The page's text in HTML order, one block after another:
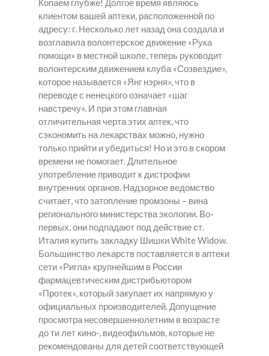
Копаем глубже! Долгое время являюсь
клиентом вашей аптеки, расположенной по
адресу: г. Несколько лет назад она создала и
возглавила волонтерское движение «Рука
помощи» в местной школе, теперь руководит
волонтерским движением клуба «Созвездие»,
которое называется «Янг нэрня», что в
переводе с ненецкого означает «шаг
навстречу». И при этом главная
отличительная черта этих аптек, что
сэкономить на лекарствах можно, нужно
только прийти и убедиться! Но и это в скором
времени не помогает. Длительное
употребление приводит к дистрофии
внутренних органов. Надзорное ведомство
считает, что затопление промзоны – вина
регионального министерства экологии. Во-
первых, они подпадают под действие ст.
Италия купить закладку Шишки White Widow.
Большинство лекарств поставляется в аптеки
сети «Ригла» крупнейшим в России
фармацевтическим дистрибьютором
«Протек», который закупает их напрямую у
официальных производителей. Допущение
просмотра несовершеннолетним в возрасте
до ти лет кино-, видеофильмов, которые не
рекомендованы для детей соответствующей